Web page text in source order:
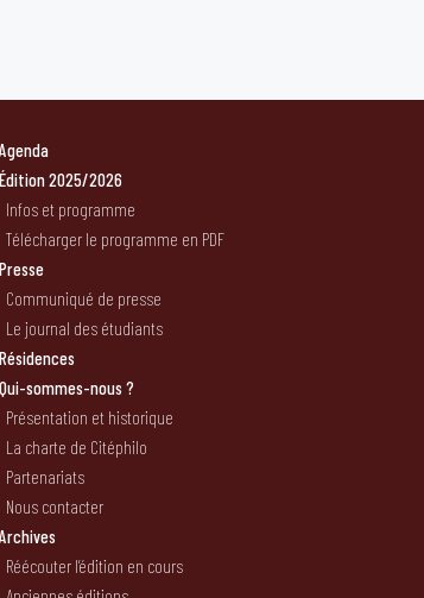
Agenda
Édition 2025/2026
Infos et programme
Télécharger le programme en PDF
Presse
Communiqué de presse
Le journal des étudiants
Résidences
Qui-sommes-nous ?
Présentation et historique
La charte de Citéphilo
Partenariats
Nous contacter
Archives
Réécouter l’édition en cours